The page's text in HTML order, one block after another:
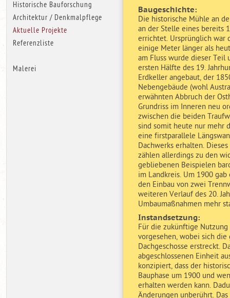
Baugeschichte:
Die historische Mühle an
an der Stelle eines bereits
errichtet. Ursprünglich war
einige Meter länger als
am Fluss wurde dieser Teil
ersten Hälfte des 19.
Erdkeller angebaut, der
Nebengebäude (wohl
erwähnten Abbruch der
Grundriss im Inneren neu
zwischen die beiden
sind somit heute nur mehr
eine firstparallele
Dachwerks erhalten.
zählen allerdings zu den
gebliebenen Beispielen
im Landkreis. Um 1900
den Einbau von zwei
weiteren Verlauf des 20.
Umbaumaßnahmen mehr
Instandsetzung:
Für die zukünftige
vorgesehen, wobei sich
Dachgeschosse erstreckt.
abgeschlossenen Einheit
konzipiert, dass der
Bauphase um 1900 und
erhalten werden kann.
Änderungen unberührt.
Historische Bauforschung
Architektur / Denkmalpflege
Aktuelle Projekte
Referenzliste
Malerei